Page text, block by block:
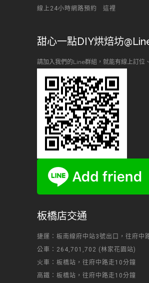
線上24小時網路預約 這裡
甜心一點DIY烘焙坊
請加入我們的Line群組，就能有線上訂位
板橋店交通
捷運：板南線府中站3號出口，往府中
公車：264,701,702 (林家花園站)
火車：板橋站，往府中路走10分鐘
高鐵：板橋站，往府中路走10分鐘